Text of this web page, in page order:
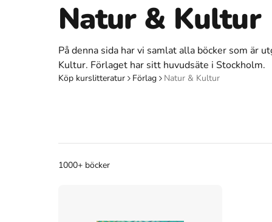
Natur & Kultur
På denna sida har vi samlat alla böcker som är
Kultur. Förlaget har sitt huvudsäte i Stockholm.
Köp kurslitteratur Förlag Natur & Kultur
1000+ böcker